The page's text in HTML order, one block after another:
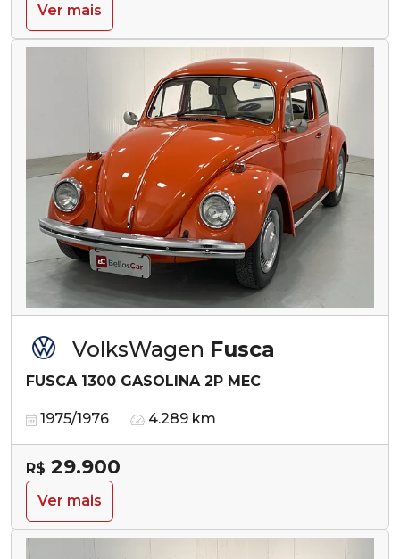
Ver mais
VolksWagen Fusca
FUSCA 1300 GASOLINA 2P MEC
1975/1976 4.289 km
R$ 29.900
Ver mais